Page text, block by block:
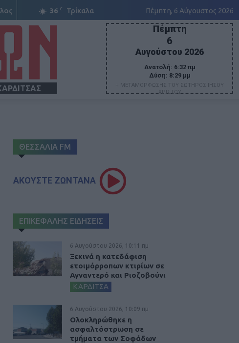
36 C Τρίκαλα Πέμπτη, 6 Αύγουστος 2026
Πέμπτη
6
Αυγούστου 2026
Ανατολή: 6:32 πμ
Δύση: 8:29 μμ
+ ΜΕΤΑΜΟΡΦΩΣΗΣ ΤΟΥ ΣΩΤΗΡΟΣ ΙΗΣΟΥ
ΧΡΙΣΤΟΥ
ΘΕΣΣΑΛΙΑ FM
ΑΚΟΥΣΤΕ ΖΩΝΤΑΝΑ
ΕΠΙΚΕΦΑΛΗΣ ΕΙΔΗΣΕΙΣ
6 Αυγούστου 2026, 10:11 πμ
Ξεκινά η κατεδάφιση
ετοιμόρροπων κτιρίων σε
Αγναντερό και Ριοζοβούνι
ΚΑΡΔΙΤΣΑ
6 Αυγούστου 2026, 10:09 πμ
Ολοκληρώθηκε η
ασφαλτόστρωση σε
τμήματα των Σοφάδων